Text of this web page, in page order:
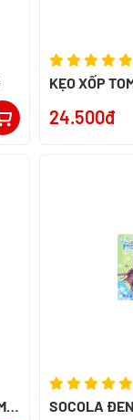
KẸO XỐP
24.500đ
SOCOLA